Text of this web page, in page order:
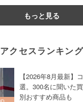
もっと見る
アクセスランキング
【2026年8月最新】
選。300名に聞いた
別おすすめ商品も